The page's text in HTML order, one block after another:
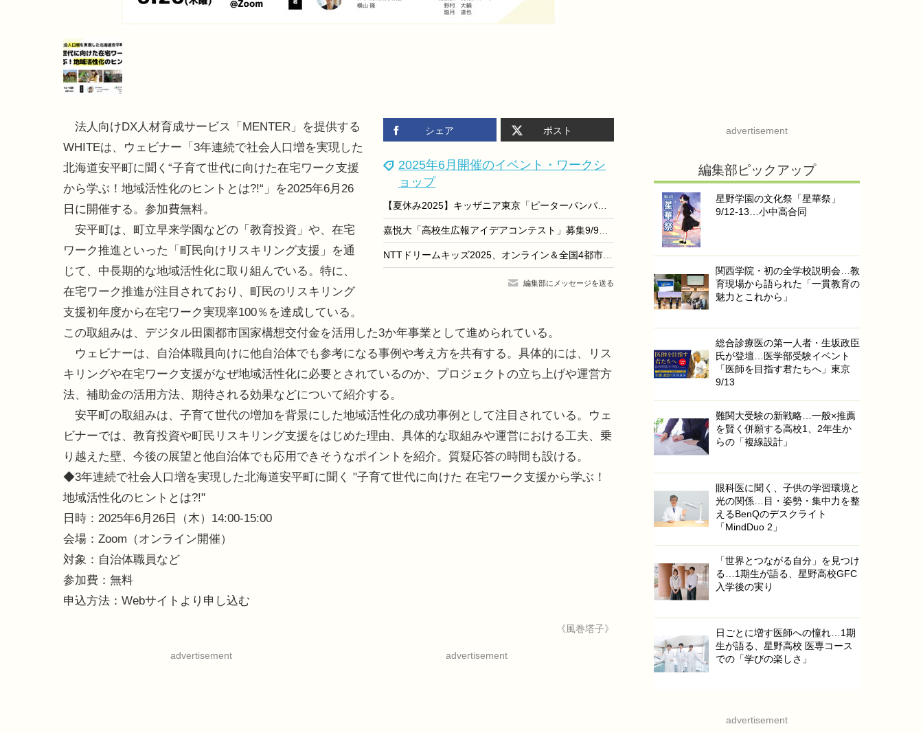
シェア ポスト
2025年6月開催のイベント・ワークシ
ョップ
【夏休み2025】キッザニア東京「ピーターパンパレード」8/6まで
嘉悦大「高校生広報アイデアコンテスト」募集9/9まで
NTTドリームキッズ2025、オンライン＆全国4都市で開催
編集部にメッセージを送る
法人向けDX人材育成サービス「MENTER」を提供する
WHITEは、ウェビナー「3年連続で社会人口増を実現した
北海道安平町に聞く“子育て世代に向けた在宅ワーク支援
から学ぶ！地域活性化のヒントとは?!“」を2025年6月26
日に開催する。参加費無料。
安平町は、町立早来学園などの「教育投資」や、在宅
ワーク推進といった「町民向けリスキリング支援」を通
じて、中長期的な地域活性化に取り組んでいる。特に、
在宅ワーク推進が注目されており、町民のリスキリング
支援初年度から在宅ワーク実現率100％を達成している。
この取組みは、デジタル田園都市国家構想交付金を活用した3か年事業として進められている。
ウェビナーは、自治体職員向けに他自治体でも参考になる事例や考え方を共有する。具体的には、リス
キリングや在宅ワーク支援がなぜ地域活性化に必要とされているのか、プロジェクトの立ち上げや運営方
法、補助金の活用方法、期待される効果などについて紹介する。
安平町の取組みは、子育て世代の増加を背景にした地域活性化の成功事例として注目されている。ウェ
ビナーでは、教育投資や町民リスキリング支援をはじめた理由、具体的な取組みや運営における工夫、乗
り越えた壁、今後の展望と他自治体でも応用できそうなポイントを紹介。質疑応答の時間も設ける。
◆3年連続で社会人口増を実現した北海道安平町に聞く "子育て世代に向けた 在宅ワーク支援から学ぶ！
地域活性化のヒントとは?!"
日時：2025年6月26日（木）14:00-15:00
会場：Zoom（オンライン開催）
対象：自治体職員など
参加費：無料
申込方法：Webサイトより申し込む
《風巻塔子》
advertisement advertisement
advertisement
編集部ピックアップ
星野学園の文化祭「星華祭」
9/12-13…小中高合同
関西学院・初の全学校説明会…教
育現場から語られた「一貫教育の
魅力とこれから」
総合診療医の第一人者・生坂政臣
氏が登壇…医学部受験イベント
「医師を目指す君たちへ」東京
9/13
難関大受験の新戦略…一般×推薦
を賢く併願する高校1、2年生か
らの「複線設計」
眼科医に聞く、子供の学習環境と
光の関係…目・姿勢・集中力を整
えるBenQのデスクライト
「MindDuo 2」
「世界とつながる自分」を見つけ
る…1期生が語る、星野高校GFC
入学後の実り
日ごとに増す医師への憧れ…1期
生が語る、星野高校 医専コース
での「学びの楽しさ」
advertisement